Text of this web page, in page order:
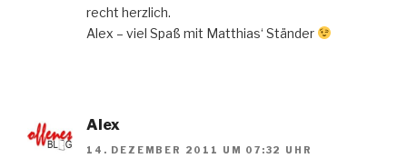
recht herzlich.
Alex – viel Spaß mit Matthias‘ Ständer
Alex
14. DEZEMBER 2011 UM 07:32 UHR